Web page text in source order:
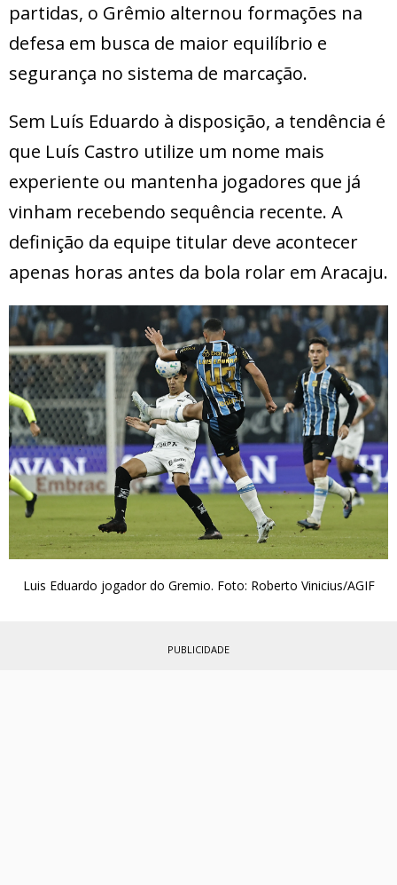
partidas, o Grêmio alternou formações na
defesa em busca de maior equilíbrio e
segurança no sistema de marcação.
Sem Luís Eduardo à disposição, a tendência é
que Luís Castro utilize um nome mais
experiente ou mantenha jogadores que já
vinham recebendo sequência recente. A
definição da equipe titular deve acontecer
apenas horas antes da bola rolar em Aracaju.
Luis Eduardo jogador do Gremio. Foto: Roberto Vinicius/AGIF
PUBLICIDADE